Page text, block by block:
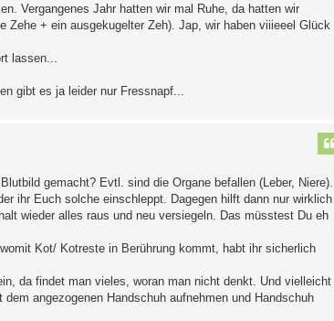
Vergangenes Jahr hatten wir mal Ruhe, da hatten wir
Zehe + ein ausgekugelter Zeh). Jap, wir haben viiieeel Glück
lassen...
gibt es ja leider nur Fressnapf...
gemacht? Evtl. sind die Organe befallen (Leber, Niere).
ihr Euch solche einschleppt. Dagegen hilft dann nur wirklich
wieder alles raus und neu versiegeln. Das müsstest Du eh
Kot/ Kotreste in Berührung kommt, habt ihr sicherlich
da findet man vieles, woran man nicht denkt. Und vielleicht
angezogenen Handschuh aufnehmen und Handschuh